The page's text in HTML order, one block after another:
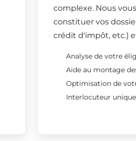
complexe. Nous
constituer vos
crédit d'impôt, etc.)
Analyse de votre
Aide au montage
Optimisation de
Interlocuteur